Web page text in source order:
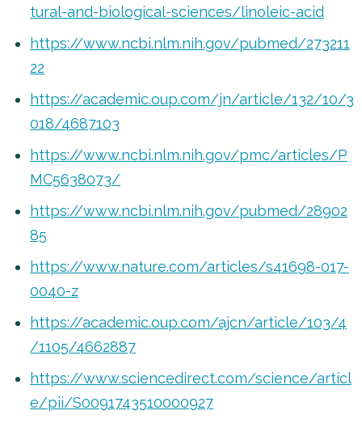
tural-and-biological-sciences/linoleic-acid
https://www.ncbi.nlm.nih.gov/pubmed/273211
22
https://academic.oup.com/jn/article/132/10/3
018/4687103
https://www.ncbi.nlm.nih.gov/pmc/articles/P
MC5638073/
https://www.ncbi.nlm.nih.gov/pubmed/28902
85
https://www.nature.com/articles/s41698-017-
0040-z
https://academic.oup.com/ajcn/article/103/4
/1105/4662887
https://www.sciencedirect.com/science/articl
e/pii/S0091743510000927